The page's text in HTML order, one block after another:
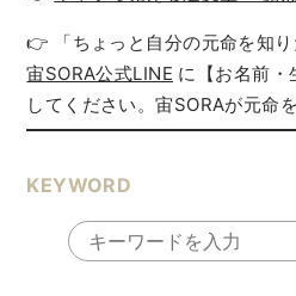
👉 「ちょっと自分の元命を知り
宙SORA公式LINE に【お名前・
してください。宙SORAが元命
KEYWORD